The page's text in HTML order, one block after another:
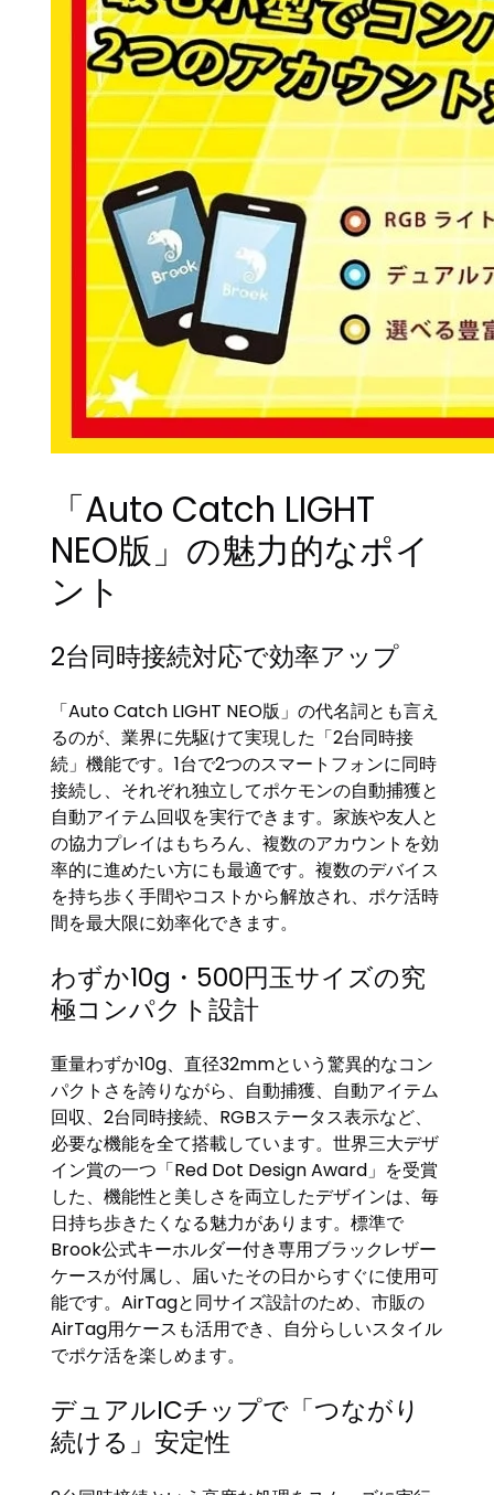
「Auto Catch LIGHT
NEO版」の魅力的なポイ
ント
2台同時接続対応で効率アップ
「Auto Catch LIGHT NEO版」の代名詞とも言え
るのが、業界に先駆けて実現した「2台同時接
続」機能です。1台で2つのスマートフォンに同時
接続し、それぞれ独立してポケモンの自動捕獲と
自動アイテム回収を実行できます。家族や友人と
の協力プレイはもちろん、複数のアカウントを効
率的に進めたい方にも最適です。複数のデバイス
を持ち歩く手間やコストから解放され、ポケ活時
間を最大限に効率化できます。
わずか10g・500円玉サイズの究
極コンパクト設計
重量わずか10g、直径32mmという驚異的なコン
パクトさを誇りながら、自動捕獲、自動アイテム
回収、2台同時接続、RGBステータス表示など、
必要な機能を全て搭載しています。世界三大デザ
イン賞の一つ「Red Dot Design Award」を受賞
した、機能性と美しさを両立したデザインは、毎
日持ち歩きたくなる魅力があります。標準で
Brook公式キーホルダー付き専用ブラックレザー
ケースが付属し、届いたその日からすぐに使用可
能です。AirTagと同サイズ設計のため、市販の
AirTag用ケースも活用でき、自分らしいスタイル
でポケ活を楽しめます。
デュアルICチップで「つながり
続ける」安定性